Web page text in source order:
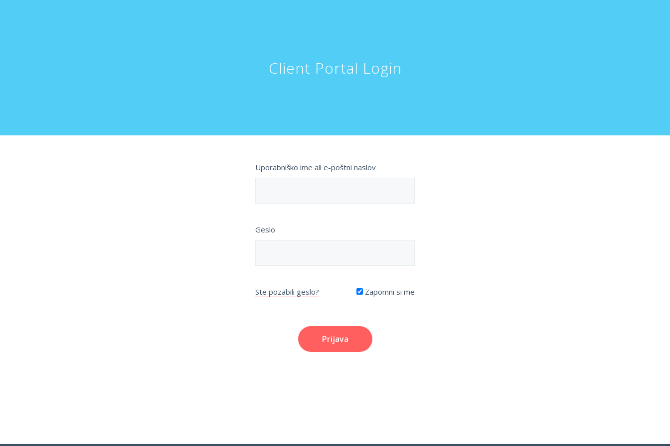
Client Portal Login
Uporabniško ime ali e-poštni naslov
Geslo
Ste pozabili geslo? Zapomni si me